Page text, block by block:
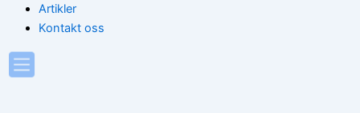
Artikler
Kontakt oss